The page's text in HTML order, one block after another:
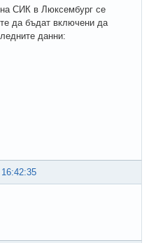
СИК в Люксембург се
да бъдат включени да
данни: